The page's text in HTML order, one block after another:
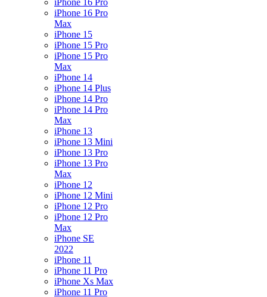
iPhone 16 Pro
iPhone 16 Pro
Max
iPhone 15
iPhone 15 Pro
iPhone 15 Pro
Max
iPhone 14
iPhone 14 Plus
iPhone 14 Pro
iPhone 14 Pro
Max
iPhone 13
iPhone 13 Mini
iPhone 13 Pro
iPhone 13 Pro
Max
iPhone 12
iPhone 12 Mini
iPhone 12 Pro
iPhone 12 Pro
Max
iPhone SE
2022
iPhone 11
iPhone 11 Pro
iPhone Xs Max
iPhone 11 Pro